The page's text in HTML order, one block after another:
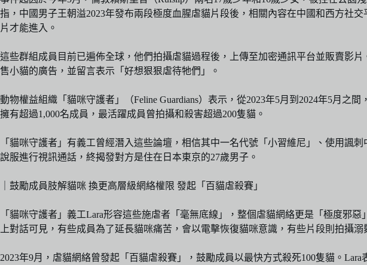
指，中國男子王朝溢2023年發布兩段極度血腥虐貓片段後，相關內容在中國和西方社
片才能進入。
這些群組成員目前已遍佈全球，他們拍攝虐貓過程後，上傳至加密通訊平台並販賣影
售小貓的廣告，並留言表示「好想狠狠虐待牠們」。
動物權益組織「貓咪守護者」（Feline Guardians）表示，從2023年5月到2024年5月
擁有超過1,000名成員，最活躍成員曾拍攝和殺害超過200隻貓。
「貓咪守護者」有義工曾經潛入這些論壇，相信其中一名代號「小習維尼」、使用諷
說服進行視訊通話，終揭發對方是住在日本東京的27歲男子。
｜鼓勵成員肢解貓咪 換更高層級網絡權限 發起「百貓虐殺賽」
「貓咪守護者」義工Lara形容這些施虐者「毫無底線」，整個虐貓網絡更是「極度邪
上對話可見，有些成員為了延長貓咪痛苦，會以電擊恢復貓咪意識，有些片段則拍攝
2023年9月，虐貓網絡曾發起「百貓虐殺賽」，鼓勵成員以最快方式殺死100隻貓。